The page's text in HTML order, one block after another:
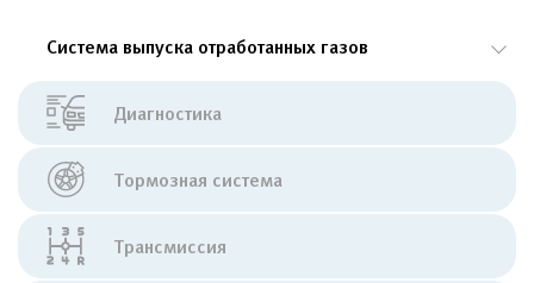
Система выпуска отработанных газов
Диагностика
Тормозная система
Трансмиссия